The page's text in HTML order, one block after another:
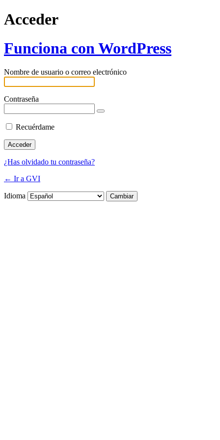
Acceder
Funciona con WordPress
Nombre de usuario o correo electrónico
Contraseña
Recuérdame
¿Has olvidado tu contraseña?
← Ir a GVI
Idioma